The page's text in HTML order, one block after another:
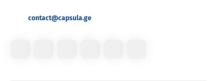
contact@capsula.ge